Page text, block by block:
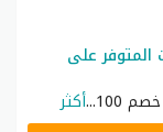
المتوفر على
100
...أكثر